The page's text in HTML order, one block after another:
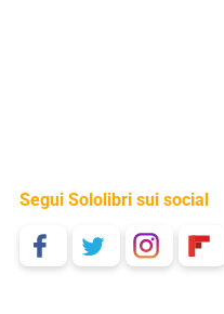
Segui Sololibri sui social